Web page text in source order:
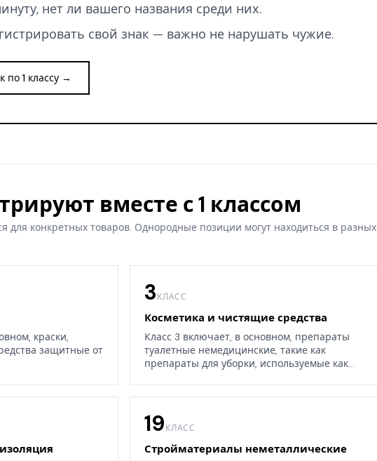
нет ли вашего названия среди них.
свой знак — важно не нарушать чужие.
по 1 классу →
вместе с 1 классом
для конкретных товаров. Однородные позиции могут находиться в разных
краски,
защитные от
3КЛАСС
Косметика и чистящие средства
Класс 3 включает, в основном, препараты
туалетные немедицинские, такие как
препараты для уборки, используемые как
19КЛАСС
Стройматериалы неметаллические